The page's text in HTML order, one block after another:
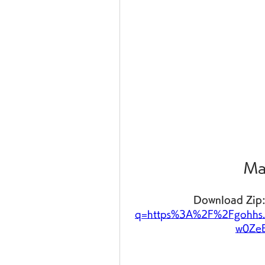
Download